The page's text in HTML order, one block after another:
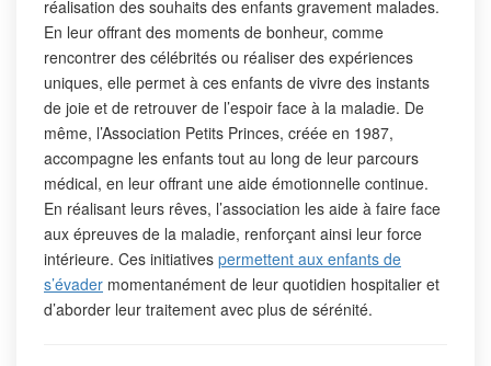
réalisation des souhaits des enfants gravement malades.
En leur offrant des moments de bonheur, comme
rencontrer des célébrités ou réaliser des expériences
uniques, elle permet à ces enfants de vivre des instants
de joie et de retrouver de l’espoir face à la maladie. De
même, l’Association Petits Princes, créée en 1987,
accompagne les enfants tout au long de leur parcours
médical, en leur offrant une aide émotionnelle continue.
En réalisant leurs rêves, l’association les aide à faire face
aux épreuves de la maladie, renforçant ainsi leur force
intérieure. Ces initiatives permettent aux enfants de
s’évader momentanément de leur quotidien hospitalier et
d’aborder leur traitement avec plus de sérénité.